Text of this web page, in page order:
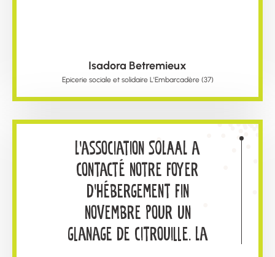
pour le lien effectué
Isadora Betremieux
Epicerie sociale et solidaire L'Embarcadère (37)
L'association SOLAAL a
contacté notre foyer
d'hébergement fin
novembre pour un
glanage de citrouille. La